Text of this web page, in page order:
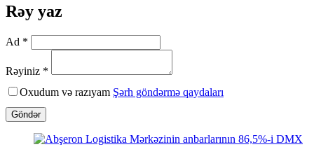
Rəy yaz
Ad *
Rəyiniz *
Oxudum və razıyam Şərh göndərmə qaydaları
Göndər